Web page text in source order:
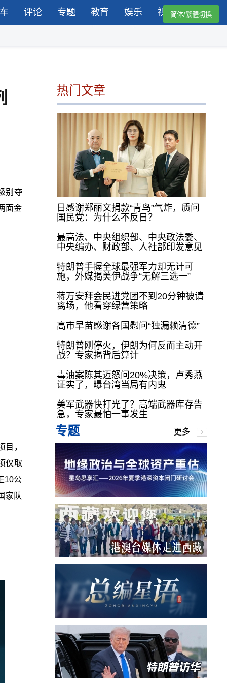
评论 专题 教育 娱乐 视频简体/繁體切換
别夺
面金
，
仅取
10公
家队
热门文章
日感谢郑丽文捐款“青鸟”气炸，质问
国民党：为什么不反日？
最高法、中央组织部、中央政法委、
中央编办、财政部、人社部印发意见
特朗普手握全球最强军力却无计可
施，外媒揭美伊战争“无解三选一”
蒋万安拜会民进党团不到20分钟被请
离场，他看穿绿营策略
高市早苗感谢各国慰问“独漏赖清德”
特朗普刚停火，伊朗为何反而主动开
战？专家揭背后算计
毒油案陈其迈怒问20%决策，卢秀燕
证实了，曝台湾当局有内鬼
美军武器快打光了？高端武器库存告
急，专家最怕一事发生
专题 更多